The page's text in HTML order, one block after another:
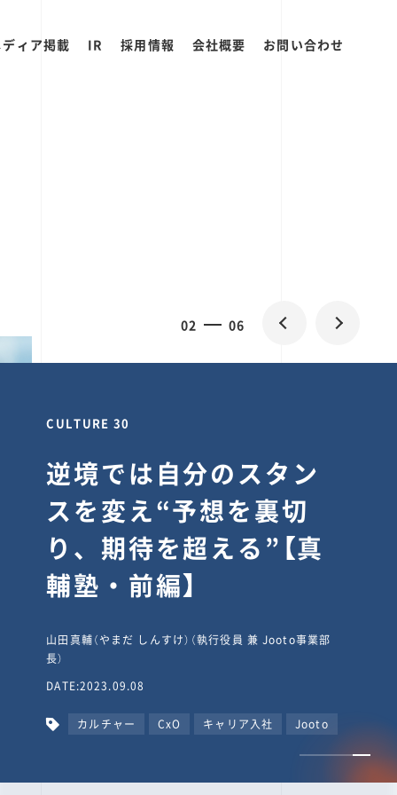
ィア掲載 IR 採用情報 会社概要 お問い合わせ
02 06
CULTURE 30
逆境では自分のスタン
スを変え“予想を裏切
り、期待を超える”【真
輔塾・前編】
山田真輔（やまだ しんすけ）（執行役員 兼 Jooto事業部
長）
DATE:2023.09.08
カルチャー CxO キャリア入社 Jooto